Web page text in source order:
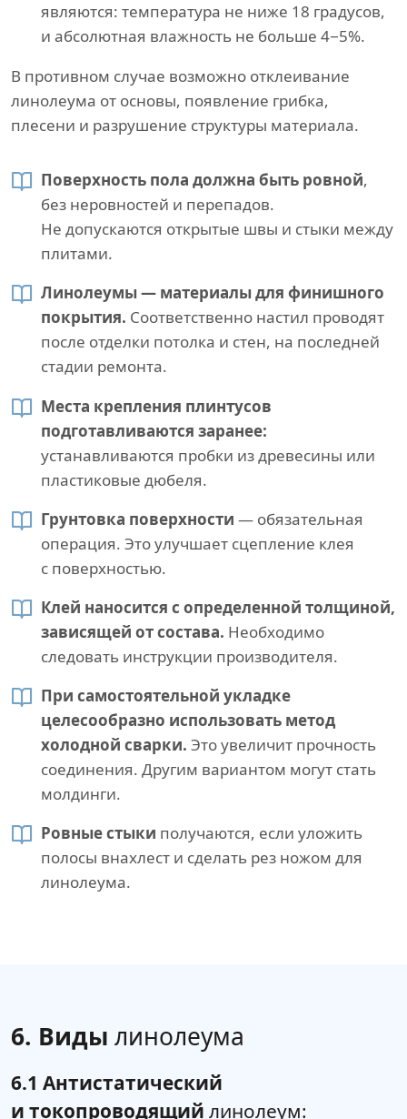
являются: температура не ниже 18 градусов,
и абсолютная влажность не больше 4−5%.
В противном случае возможно отклеивание
линолеума от основы, появление грибка,
плесени и разрушение структуры материала.
Поверхность пола должна быть ровной,
без неровностей и перепадов.
Не допускаются открытые швы и стыки между
плитами.
Линолеумы — материалы для финишного
покрытия. Соответственно настил проводят
после отделки потолка и стен, на последней
стадии ремонта.
Места крепления плинтусов
подготавливаются заранее:
устанавливаются пробки из древесины или
пластиковые дюбеля.
Грунтовка поверхности — обязательная
операция. Это улучшает сцепление клея
с поверхностью.
Клей наносится с определенной толщиной,
зависящей от состава. Необходимо
следовать инструкции производителя.
При самостоятельной укладке
целесообразно использовать метод
холодной сварки. Это увеличит прочность
соединения. Другим вариантом могут стать
молдинги.
Ровные стыки получаются, если уложить
полосы внахлест и сделать рез ножом для
линолеума.
6. Виды линолеума
6.1 Антистатический
и токопроводящий линолеум: